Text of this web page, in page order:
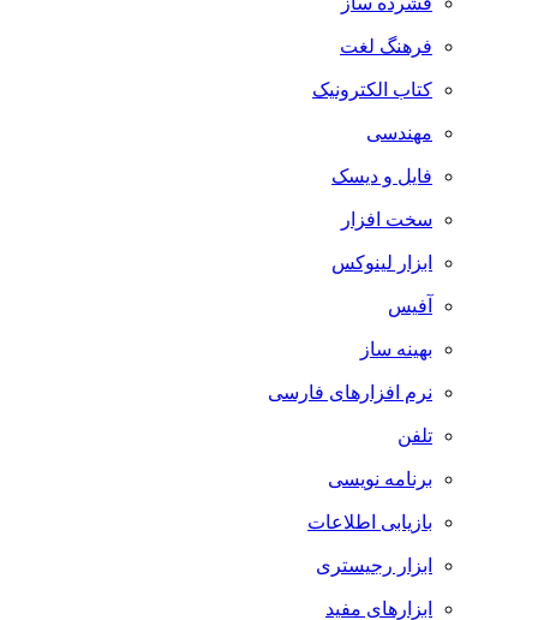
فرهنگ لغت
کتاب الکترونیک
مهندسی
فایل و دیسک
سخت افزار
ابزار لینوکس
آفیس
بهینه ساز
نرم افزارهای فارسی
تلفن
برنامه نویسی
بازیابی اطلاعات
ابزار رجیستری
ابزارهای مفید